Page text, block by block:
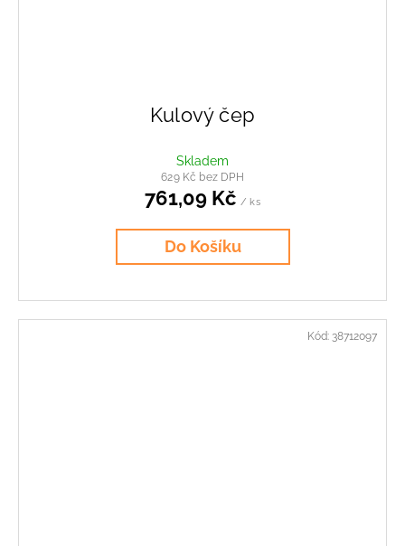
Kulový čep
Skladem
629 Kč bez DPH
761,09 Kč / ks
Do Košíku
Kód: 38712097